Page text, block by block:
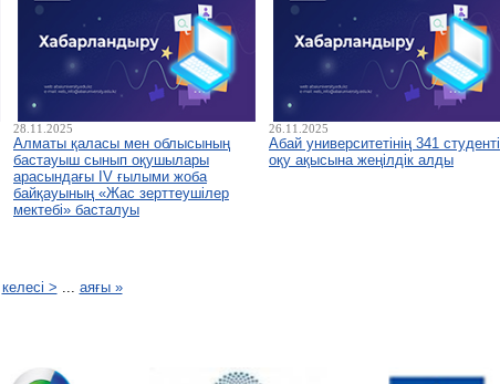
28.11.2025
Алматы қаласы мен облысының
бастауыш сынып оқушылары
арасындағы IV ғылыми жоба
байқауының «Жас зерттеушілер
мектебі» басталуы
26.11.2025
Абай университетінің 341 студенті
оқу ақысына жеңілдік алды
келесі > ... аяғы »